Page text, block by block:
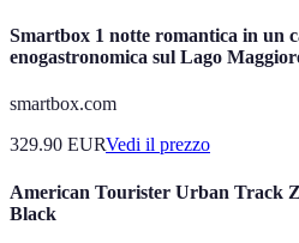
Smartbox 1 notte romantica in un
enogastronomica sul Lago
smartbox.com
329.90 EURVedi il prezzo
American Tourister Urban Track
Black